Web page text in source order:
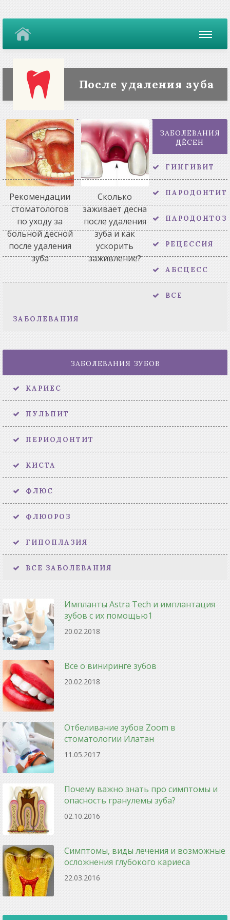
После удаления зуба
Рекомендации
стоматологов
по уходу за
больной десной
после удаления
зуба
Сколько
заживает десна
после удаления
зуба и как
ускорить
заживление?
ЗАБОЛЕВАНИЯ
ДЁСЕН
ГИНГИВИТ
ПАРОДОНТИТ
ПАРОДОНТОЗ
РЕЦЕССИЯ
АБСЦЕСС
ВСЕ
ЗАБОЛЕВАНИЯ
ЗАБОЛЕВАНИЯ ЗУБОВ
КАРИЕС
ПУЛЬПИТ
ПЕРИОДОНТИТ
КИСТА
ФЛЮС
ФЛЮОРОЗ
ГИПОПЛАЗИЯ
ВСЕ ЗАБОЛЕВАНИЯ
Импланты Astra Tech и имплантация
зубов с их помощью1
20.02.2018
Все о виниринге зубов
20.02.2018
Отбеливание зубов Zoom в
стоматологии Илатан
11.05.2017
Почему важно знать про симптомы и
опасность гранулемы зуба?
02.10.2016
Симптомы, виды лечения и возможные
осложнения глубокого кариеса
22.03.2016